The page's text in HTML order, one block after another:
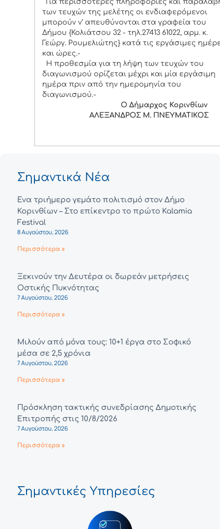
των τευχών της μελέτης οι ενδιαφερόμενοι
μπορούν ν’ απευθύνονται στα γραφεία του
Δήμου {Κολιάτσου 32 - τηλ.27413 61022, αρμ. κ.
Γεώργ. Ρουμελιώτης} κατά τις εργάσιμες
και ώρες.-
Η προθεσμία για τη λήψη των τευχών του
διαγωνισμού ορίζεται μέχρι και μία εργάσιμη
ημέρα πριν από την ημερομηνία του
διαγωνισμού.-
Ο Δήμαρχος Κορινθίων
ΑΛΕΞΑΝΔΡΟΣ Μ. ΠΝΕΥΜΑΤΙΚΟΣ
Σημαντικά Νέα
Ένα τριήμερο γεμάτο πολιτισμό στον Δήμο
Κορινθίων – Στο επίκεντρο το πρώτο Kalamia
Festival
8 Αυγούστου, 2026
Περισσότερα »
Ξεκινούν την Δευτέρα οι δωρεάν μετρήσεις
Οστικής Πυκνότητας
7 Αυγούστου, 2026
Περισσότερα »
Μιλούν από μόνα τους: 10+1 έργα στο Σοφικό
μέσα σε 2,5 χρόνια
7 Αυγούστου, 2026
Περισσότερα »
Πρόσκληση τακτικής συνεδρίασης Δημοτικής
Επιτροπής στις 10/8/2026
7 Αυγούστου, 2026
Περισσότερα »
Σημαντικές Υπηρεσίες